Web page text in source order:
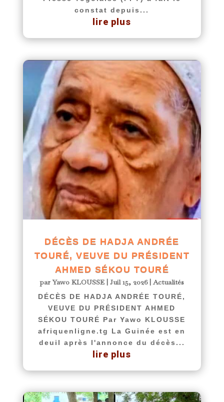
constat depuis...
lire plus
DÉCÈS DE HADJA ANDRÉE
TOURÉ, VEUVE DU PRÉSIDENT
AHMED SÉKOU TOURÉ
parYawo KLOUSSE |Juil 15, 2026|Actualités
DÉCÈS DE HADJA ANDRÉE TOURÉ,
VEUVE DU PRÉSIDENT AHMED
SÉKOU TOURÉ Par Yawo KLOUSSE
afriquenligne.tg La Guinée est en
deuil après l'annonce du décès...
lire plus